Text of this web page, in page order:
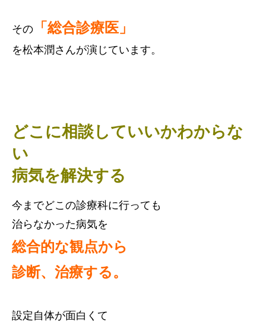
その 「総合診療医」
を松本潤さんが演じています。
どこに相談していいかわからな
い
病気を解決する
今までどこの診療科に行っても
治らなかった病気を
総合的な観点から
診断、治療する。
設定自体が面白くて